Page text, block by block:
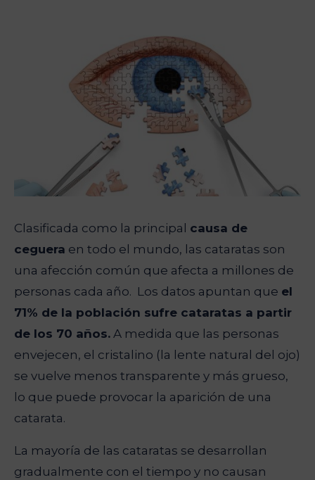
Clasificada como la principal causa de
ceguera en todo el mundo, las cataratas son
una afección común que afecta a millones de
personas cada año. Los datos apuntan que el
71% de la población sufre cataratas a partir
de los 70 años. A medida que las personas
envejecen, el cristalino (la lente natural del ojo)
se vuelve menos transparente y más grueso,
lo que puede provocar la aparición de una
catarata.
La mayoría de las cataratas se desarrollan
gradualmente con el tiempo y no causan